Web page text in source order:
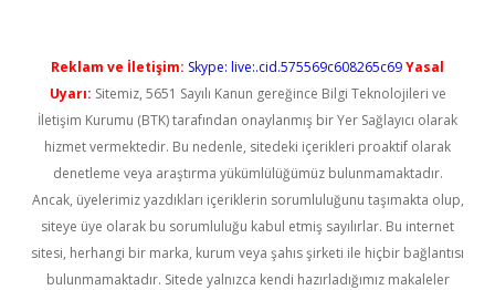
Reklam ve İletişim: Skype: live:.cid.575569c608265c69Yasal
Uyarı: Sitemiz, 5651 Sayılı Kanun gereğince Bilgi Teknolojileri ve
İletişim Kurumu (BTK) tarafından onaylanmış bir Yer Sağlayıcı olarak
hizmet vermektedir. Bu nedenle, sitedeki içerikleri proaktif olarak
denetleme veya araştırma yükümlülüğümüz bulunmamaktadır.
Ancak, üyelerimiz yazdıkları içeriklerin sorumluluğunu taşımakta olup,
siteye üye olarak bu sorumluluğu kabul etmiş sayılırlar. Bu internet
sitesi, herhangi bir marka, kurum veya şahıs şirketi ile hiçbir bağlantısı
bulunmamaktadır. Sitede yalnızca kendi hazırladığımız makaleler